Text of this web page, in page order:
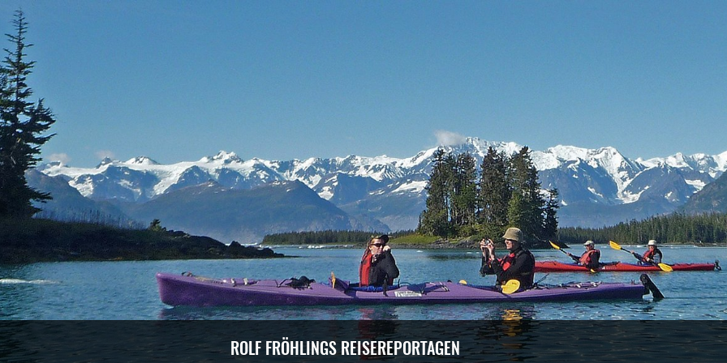
ROLF FRÖHLINGS REISEREPORTAGEN